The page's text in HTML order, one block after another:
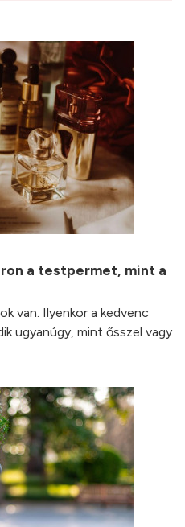
a testpermet, mint a
van. Ilyenkor a kedvenc
ugyanúgy, mint ősszel vagy